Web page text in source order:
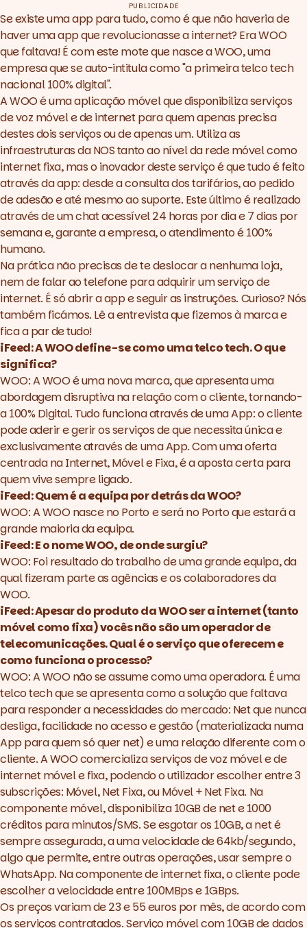
PUBLICIDADE
Se existe uma app para tudo, como é que não haveria de
haver uma app que revolucionasse a internet? Era WOO
que faltava! É com este mote que nasce a WOO, uma
empresa que se auto-intitula como "a primeira telco tech
nacional 100% digital".
A WOO é uma aplicação móvel que disponibiliza serviços
de voz móvel e de internet para quem apenas precisa
destes dois serviços ou de apenas um. Utiliza as
infraestruturas da NOS tanto ao nível da rede móvel como
internet fixa, mas o inovador deste serviço é que tudo é feito
através da app: desde a consulta dos tarifários, ao pedido
de adesão e até mesmo ao suporte. Este último é realizado
através de um chat acessível 24 horas por dia e 7 dias por
semana e, garante a empresa, o atendimento é 100%
humano.
Na prática não precisas de te deslocar a nenhuma loja,
nem de falar ao telefone para adquirir um serviço de
internet. É só abrir a app e seguir as instruções. Curioso? Nós
também ficámos. Lê a entrevista que fizemos à marca e
fica a par de tudo!
iFeed: A WOO define-se como uma telco tech. O que
significa?
WOO: A WOO é uma nova marca, que apresenta uma
abordagem disruptiva na relação com o cliente, tornando-
a 100% Digital. Tudo funciona através de uma App: o cliente
pode aderir e gerir os serviços de que necessita única e
exclusivamente através de uma App. Com uma oferta
centrada na Internet, Móvel e Fixa, é a aposta certa para
quem vive sempre ligado.
iFeed: Quem é a equipa por detrás da WOO?
WOO: A WOO nasce no Porto e será no Porto que estará a
grande maioria da equipa.
iFeed: E o nome WOO, de onde surgiu?
WOO: Foi resultado do trabalho de uma grande equipa, da
qual fizeram parte as agências e os colaboradores da
WOO.
iFeed: Apesar do produto da WOO ser a internet (tanto
móvel como fixa) vocês não são um operador de
telecomunicações. Qual é o serviço que oferecem e
como funciona o processo?
WOO: A WOO não se assume como uma operadora. É uma
telco tech que se apresenta como a solução que faltava
para responder a necessidades do mercado: Net que nunca
desliga, facilidade no acesso e gestão (materializada numa
App para quem só quer net) e uma relação diferente com o
cliente. A WOO comercializa serviços de voz móvel e de
internet móvel e fixa, podendo o utilizador escolher entre 3
subscrições: Móvel, Net Fixa, ou Móvel + Net Fixa. Na
componente móvel, disponibiliza 10GB de net e 1000
créditos para minutos/SMS. Se esgotar os 10GB, a net é
sempre assegurada, a uma velocidade de 64kb/segundo,
algo que permite, entre outras operações, usar sempre o
WhatsApp. Na componente de internet fixa, o cliente pode
escolher a velocidade entre 100MBps e 1GBps.
Os preços variam de 23 e 55 euros por mês, de acordo com
os serviços contratados. Serviço móvel com 10GB de dados